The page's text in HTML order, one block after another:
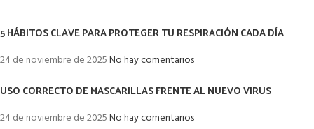
5 HÁBITOS CLAVE PARA PROTEGER TU RESPIRACIÓN CADA DÍA
24 de noviembre de 2025No hay comentarios
USO CORRECTO DE MASCARILLAS FRENTE AL NUEVO VIRUS
24 de noviembre de 2025No hay comentarios